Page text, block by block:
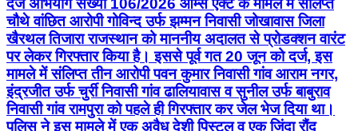
दर्ज अभियोग संख्या 106/2026 आर्म्स एक्ट के मामले में संलिप्त
चौथे वांछित आरोपी गोविन्द उर्फ झम्मन निवासी जोखावास जिला
खैरथल तिजारा राजस्थान को माननीय अदालत से प्रोडक्शन वारंट
पर लेकर गिरफ्तार किया है। इससे पूर्व गत 20 जून को दर्ज, इस
मामले में संलिप्त तीन आरोपी पवन कुमार निवासी गांव आराम नगर,
इंद्रजीत उर्फ चुर्री निवासी गांव ढालियावास व सुनील उर्फ बाबुराव
निवासी गांव रामपुरा को पहले ही गिरफ्तार कर जेल भेज दिया था।
पुलिस ने इस मामले में एक अवैध देशी पिस्टल व एक जिंदा रौंद